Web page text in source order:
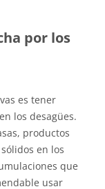
por los
es tener
los desagües.
productos
en los
que
usar